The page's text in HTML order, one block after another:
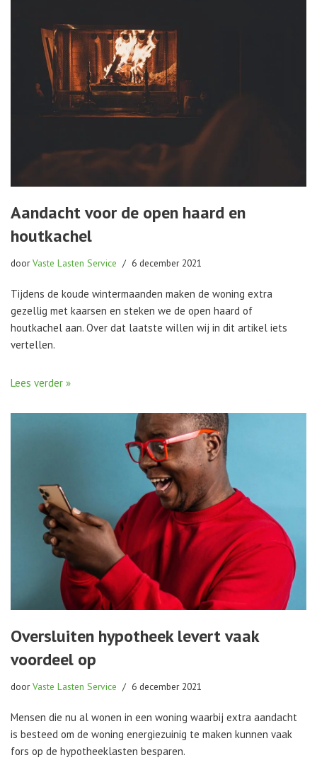
Aandacht voor de open haard en
houtkachel
doorVaste Lasten Service 6 december 2021
Tijdens de koude wintermaanden maken de woning extra
gezellig met kaarsen en steken we de open haard of
houtkachel aan. Over dat laatste willen wij in dit artikel iets
vertellen.
Lees verder »
Oversluiten hypotheek levert vaak
voordeel op
doorVaste Lasten Service 6 december 2021
Mensen die nu al wonen in een woning waarbij extra aandacht
is besteed om de woning energiezuinig te maken kunnen vaak
fors op de hypotheeklasten besparen.